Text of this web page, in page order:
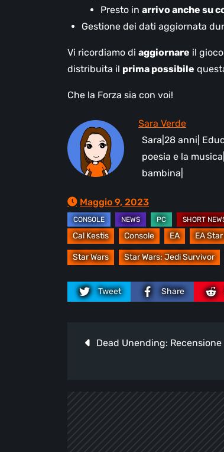
Presto in arrivo anche su
Gestione dei dati aggiornata
Vi ricordiamo di aggiornare il
distribuita il prima possibile
Che la Forza sia con voi!
Sara|28 anni|
poesia e la
bambina|
Maggio 9, 2023
Cal Kestis Console EA EA
Star Wars Star Wars: Jedi Survivor
Tweet Share
Navigazione
Dead Unending: Recensione